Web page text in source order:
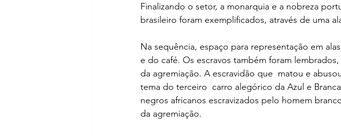
Finalizando o setor, a monarquia e a nobreza
brasileiro foram exemplificados, através de uma
Na sequência, espaço para representação em
e do café. Os escravos também foram
da agremiação. A escravidão que  matou e
tema do terceiro  carro alegórico da Azul e
negros africanos escravizados pelo homem
da agremiação.